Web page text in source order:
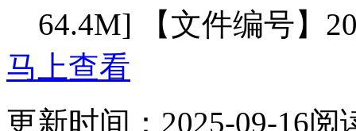
64.4M] 【文件编号】
马上查看
更新时间： 2025-09-16阅